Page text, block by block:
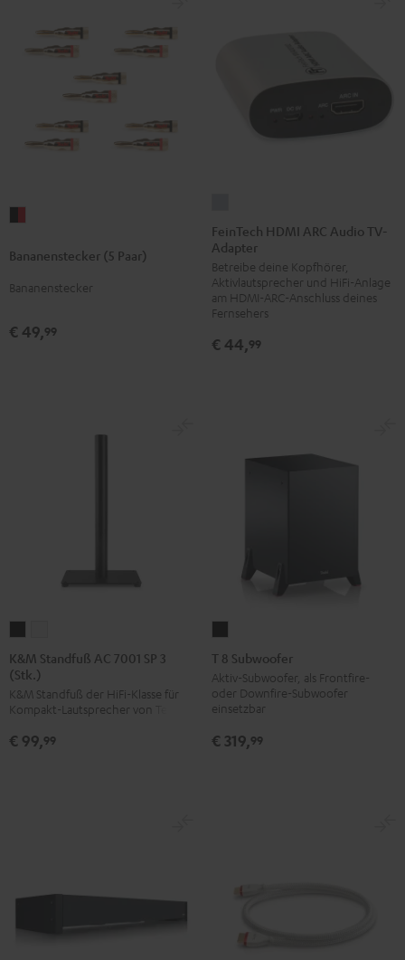
Paar)
Schwarz
Rot
Bananenstecker (5 Paar)
Bananenstecker
€ 49,99
HDMI
ARC
Audio
TV-
Adapter
FeinTech HDMI ARC Audio TV-
Adapter
Betreibe deine Kopfhörer,
Aktivlautsprecher und HiFi-Anlage
am HDMI-ARC-Anschluss deines
Fernsehers
€ 44,99
Standfuß
AC
7001
SP
3
Standfuß
7001
SP
3
K&M Standfuß AC 7001 SP 3
(Stk.)
K&M Standfuß der HiFi-Klasse für
Kompakt-Lautsprecher von Teufel
€ 99,99
8
Subwoofer
Schwarz
T 8 Subwoofer
Aktiv-Subwoofer, als Frontfire-
oder Downfire-Subwoofer
einsetzbar
€ 319,99